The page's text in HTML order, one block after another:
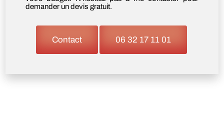
demander un devis gratuit.
Contact 06 32 17 11 01